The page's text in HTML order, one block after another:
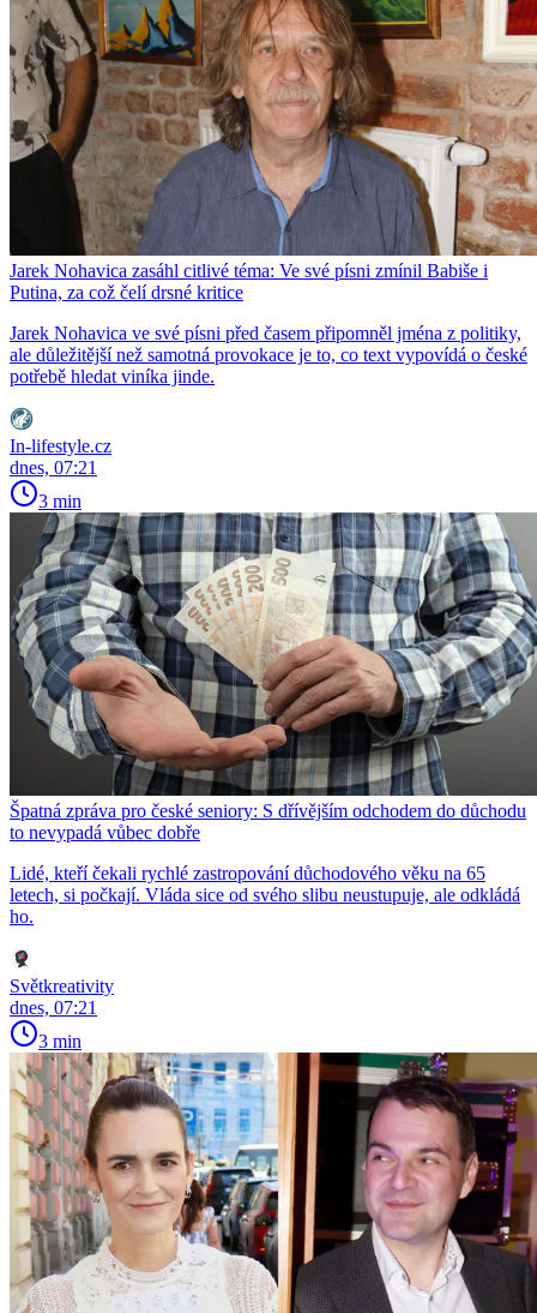
Jarek Nohavica zasáhl citlivé téma: Ve své písni zmínil Babiše i
Putina, za což čelí drsné kritice
Jarek Nohavica ve své písni před časem připomněl jména z politiky,
ale důležitější než samotná provokace je to, co text vypovídá o české
potřebě hledat viníka jinde.
In-lifestyle.cz
dnes, 07:21
3 min
Špatná zpráva pro české seniory: S dřívějším odchodem do důchodu
to nevypadá vůbec dobře
Lidé, kteří čekali rychlé zastropování důchodového věku na 65
letech, si počkají. Vláda sice od svého slibu neustupuje, ale odkládá
ho.
Světkreativity
dnes, 07:21
3 min